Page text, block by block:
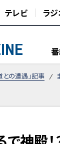
テレビ ラ
との遭遇」記事